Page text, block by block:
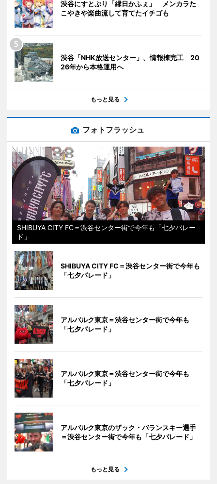
渋谷にすとぷり「縁日かふぇ」 メンカラた
こやきや楽曲流して育てたイチゴも
渋谷「NHK放送センター」、情報棟完工 20
26年から本格運用へ
もっと見る
フォトフラッシュ
SHIBUYA CITY FC＝渋谷センター街で今年も「七夕パレー
ド」
SHIBUYA CITY FC＝渋谷センター街で今年も
「七夕パレード」
アルバルク東京＝渋谷センター街で今年も
「七夕パレード」
アルバルク東京＝渋谷センター街で今年も
「七夕パレード」
アルバルク東京のザック・バランスキー選手
＝渋谷センター街で今年も「七夕パレード」
もっと見る